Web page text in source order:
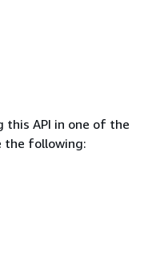
this API in one of the
the following: